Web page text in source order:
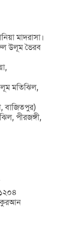
মাদরাসা।
উলূম ভৈরব
মতিঝিল,
বাজিতপুর)
পীরজঙ্গী,
কুরআন